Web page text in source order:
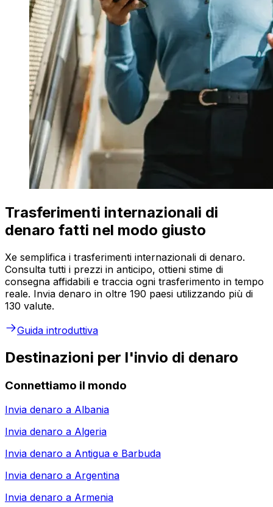
Trasferimenti internazionali di
denaro fatti nel modo giusto
Xe semplifica i trasferimenti internazionali di denaro.
Consulta tutti i prezzi in anticipo, ottieni stime di
consegna affidabili e traccia ogni trasferimento in tempo
reale. Invia denaro in oltre 190 paesi utilizzando più di
130 valute.
Guida introduttiva
Destinazioni per l'invio di denaro
Connettiamo il mondo
Invia denaro a Albania
Invia denaro a Algeria
Invia denaro a Antigua e Barbuda
Invia denaro a Argentina
Invia denaro a Armenia